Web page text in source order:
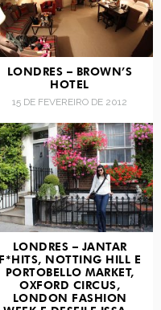
LONDRES – BROWN’S
HOTEL
15 DE FEVEREIRO DE 2012
LONDRES – JANTAR
F*HITS, NOTTING HILL E
PORTOBELLO MARKET,
OXFORD CIRCUS,
LONDON FASHION